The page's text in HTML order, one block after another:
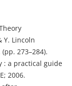
Y. Lincoln
273–284).
: a practical guide
2006.